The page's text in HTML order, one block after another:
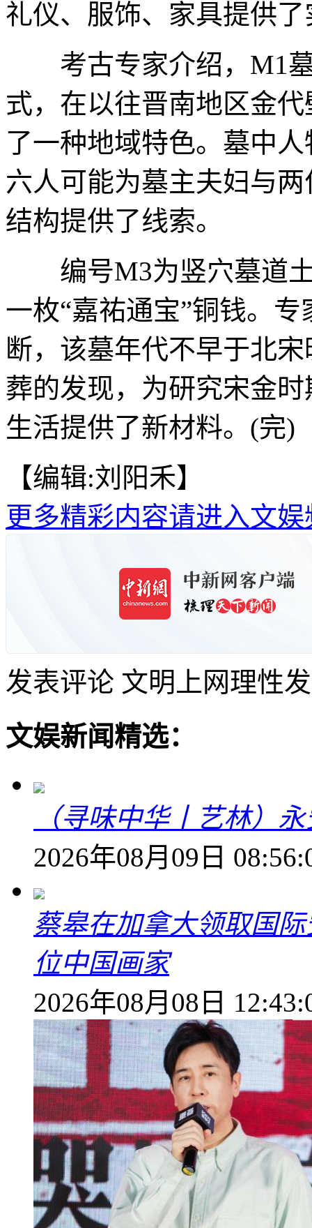
礼仪、服饰、家具提供
考古专家介绍，M1墓
式，在以往晋南地区金
了一种地域特色。墓中
六人可能为墓主夫妇与
结构提供了线索。
编号M3为竖穴墓道土
一枚“嘉祐通宝”铜钱。
断，该墓年代不早于北
葬的发现，为研究宋金
生活提供了新材料。(完)
【编辑:刘阳禾】
更多精彩内容请进入文娱
发表评论 文明上网理性
文娱新闻精选：
（寻味中华丨艺林）
2026年08月09日
蔡皋在加拿大领取国
位中国画家
2026年08月08日